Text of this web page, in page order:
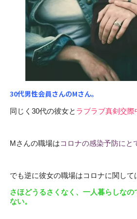
30代男性会員さんのMさん。
同じく30代の彼女と ラブラブ真剣交際
Mさんの職場はコロナの感染予防にと
でも逆に彼女の職場はコロナに関して
さほどうるさくなく、一人暮らしな
ない。